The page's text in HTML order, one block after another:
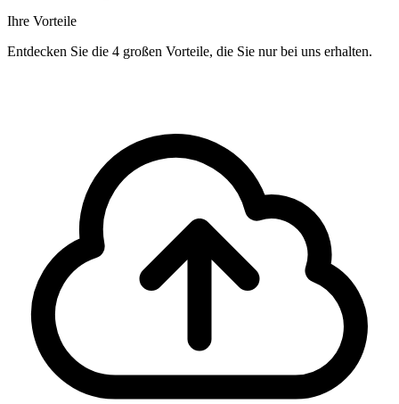
Ihre Vorteile
Entdecken Sie die 4 großen Vorteile, die Sie nur bei uns erhalten.